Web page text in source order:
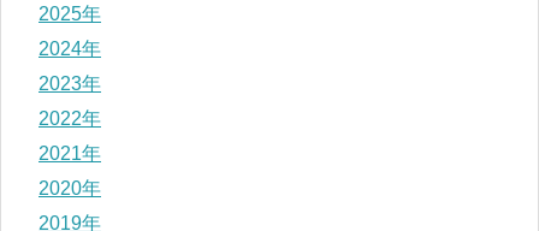
2025年
2024年
2023年
2022年
2021年
2020年
2019年